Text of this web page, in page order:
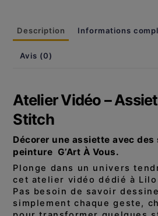
et
Description Informations
Avis (0)
Atelier Vidéo –
Stitch
Décorer une assiette avec
peinture G’Art À Vous.
Plonge dans un univers
cet atelier vidéo dédié à
Pas besoin de savoir
simplement chaque geste,